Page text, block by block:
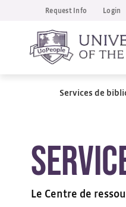
Request Info Login
Services de
Le Centre de